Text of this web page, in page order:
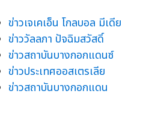
ข่าวเจเคเอ็น โกลบอล มีเดีย
ข่าววัลลภา ปัจฉิมสวัสดิ์
ข่าวสถาบันบางกอกแดนซ์
ข่าวประเทศออสเตรเลีย
ข่าวสถาบันบางกอกแดน